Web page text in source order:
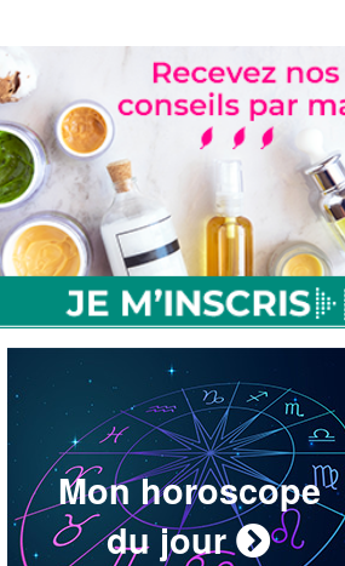
Mon horoscope
du jour